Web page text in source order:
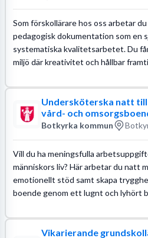
Som förskollärare hos oss arbetar
pedagogisk dokumentation som en
systematiska kvalitetsarbetet. Du
miljö där kreativitet och hållbar
Undersköterska natt
vård- och
Botkyrka kommun
Vill du ha meningsfulla
människors liv? Här arbetar du natt
emotionellt stöd samt skapa
boende genom ett lugnt och lyhört
Vikarierande